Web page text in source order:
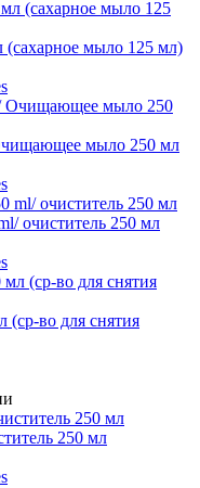
мыло 125 мл)
мыло 250 мл
очиститель 250 мл
во для снятия
250 мл